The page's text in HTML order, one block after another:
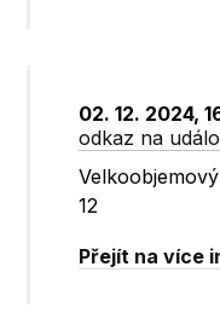
02. 12. 2024,
odkaz na
12
Přejít na více